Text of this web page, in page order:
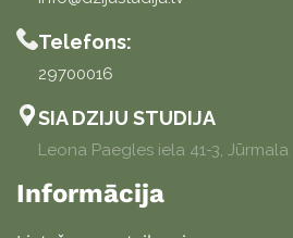
Telefons:
29700016
SIA DZIJU STUDIJA
Leona Paegles iela 41-3, Jūrmala
Informācija